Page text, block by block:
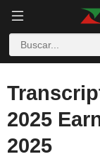
2025
2025